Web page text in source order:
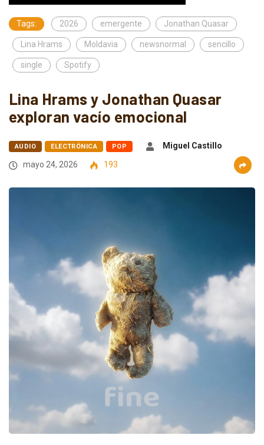
Tags: 2026 emergente Jonathan Quasar
Lina Hrams Moldavia newsnormal sencillo
single Spotify
Lina Hrams y Jonathan Quasar
exploran vacío emocional
AUDIO ELECTRÓNICA POP
Miguel Castillo
mayo 24, 2026
193